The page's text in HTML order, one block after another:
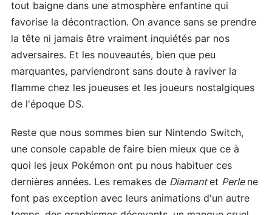
tout baigne dans une atmosphère enfantine qui
favorise la décontraction. On avance sans se prendre
la tête ni jamais être vraiment inquiétés par nos
adversaires. Et les nouveautés, bien que peu
marquantes, parviendront sans doute à raviver la
flamme chez les joueuses et les joueurs nostalgiques
de l'époque DS.
Reste que nous sommes bien sur Nintendo Switch,
une console capable de faire bien mieux que ce à
quoi les jeux Pokémon ont pu nous habituer ces
dernières années. Les remakes de Diamantet Perle ne
font pas exception avec leurs animations d'un autre